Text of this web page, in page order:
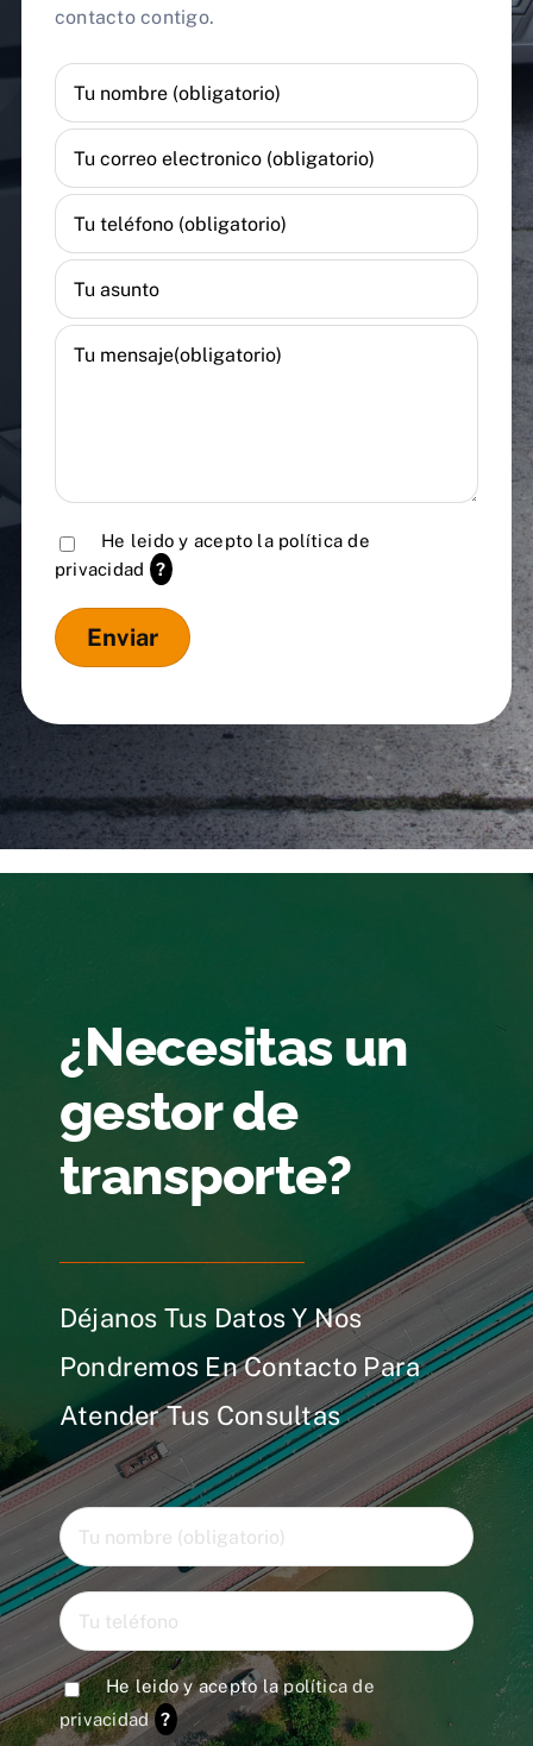
contacto contigo.
He leido y acepto la política de
privacidad
?
¿Necesitas un
gestor de
transporte?
Déjanos Tus Datos Y Nos
Pondremos En Contacto Para
Atender Tus Consultas
He leido y acepto lapolítica de
privacidad ?